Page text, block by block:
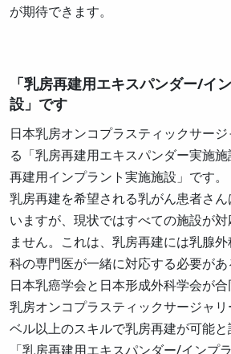
が期待できます。
「乳房再建用エキスパンダー/イ
設」です
日本乳房オンコプラスティックサー
る「乳房再建用エキスパンダー実施
再建用インプラント実施施設」です。
乳房再建を希望される乳がん患者さ
いますが、現状ではすべての施設が
ません。これは、乳房再建には乳腺
科の専門医が一緒に対応する必要があ
日本乳癌学会と日本形成外科学会が
乳房オンコプラスティックサージャ
ベル以上のスキルで乳房再建が可能と
「乳房再建用エキスパンダー/インプ